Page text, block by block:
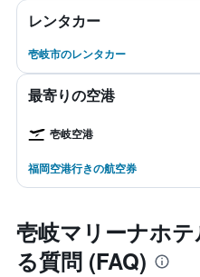
レンタカー
壱岐市のレンタカー
最寄りの空港
壱岐空港
福岡空港行きの航空券
壱岐マリーナホ
る質問 (FAQ)